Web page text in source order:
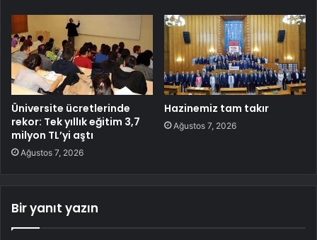
Üniversite ücretlerinde
rekor: Tek yıllık eğitim 3,7
milyon TL’yi aştı
Ağustos 7, 2026
Hazinemiz tam takır
Ağustos 7, 2026
Bir yanıt yazın